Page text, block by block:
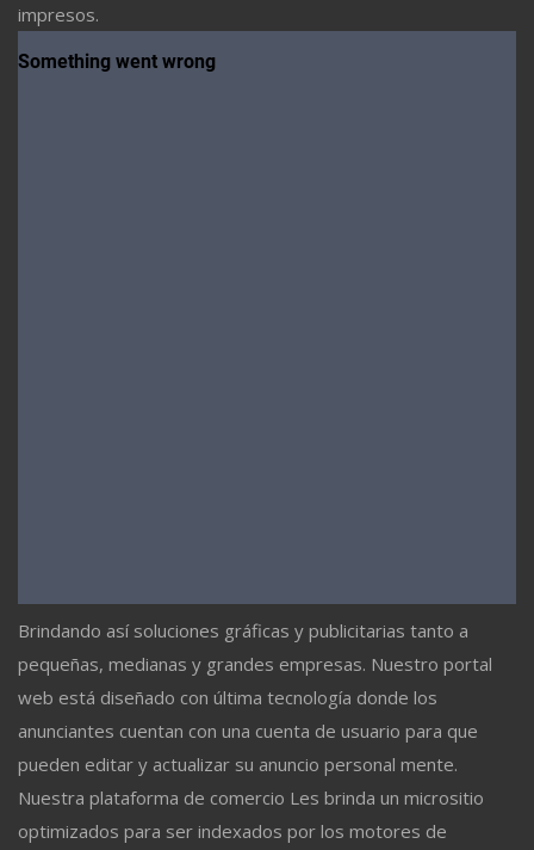
impresos.
Brindando así soluciones gráficas y publicitarias tanto a
pequeñas, medianas y grandes empresas. Nuestro portal
web está diseñado con última tecnología donde los
anunciantes cuentan con una cuenta de usuario para que
pueden editar y actualizar su anuncio personal mente.
Nuestra plataforma de comercio Les brinda un micrositio
optimizados para ser indexados por los motores de